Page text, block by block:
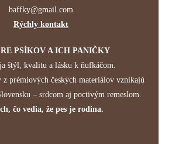
baffky@gmail.com
Rýchly kontakt
PSÍKOV A ICH PANIČKY
štýl, kvalitu a lásku k ňufkáčom.
z prémiových českých materiálov vznikajú
– srdcom aj poctivým remeslom.
čo vedia, že pes je rodina.